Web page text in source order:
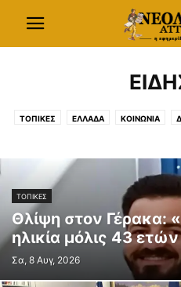
ΤΟΠΙΚΕΣ ΕΛΛΑΔΑ ΚΟΙΝΩΝΙΑ
ΑΣΦΑΛΙΣΗ ΜΕΣΑ ΕΠΙΚΟΙΝΩΝΙΑΣ
ΤΟΠΙΚΕΣ
Θλίψη στον Γέρακα:
ηλικία μόλις 43
Σα, 8 Αυγ, 2026